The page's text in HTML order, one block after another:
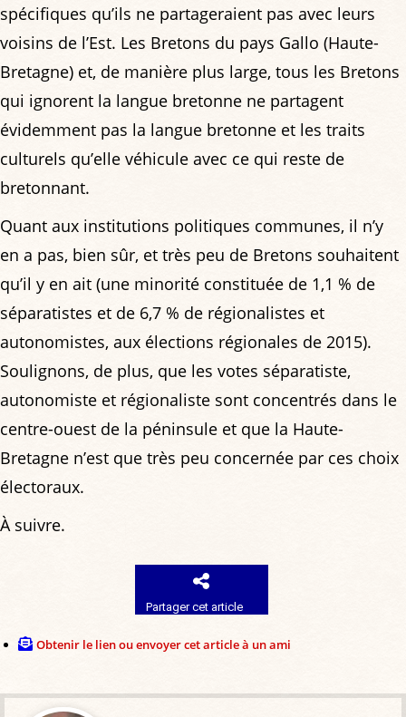
spécifiques qu’ils ne partageraient pas avec leurs
voisins de l’Est. Les Bretons du pays Gallo (Haute-
Bretagne) et, de manière plus large, tous les Bretons
qui ignorent la langue bretonne ne partagent
évidemment pas la langue bretonne et les traits
culturels qu’elle véhicule avec ce qui reste de
bretonnant.
Quant aux institutions politiques communes, il n’y
en a pas, bien sûr, et très peu de Bretons souhaitent
qu’il y en ait (une minorité constituée de 1,1 % de
séparatistes et de 6,7 % de régionalistes et
autonomistes, aux élections régionales de 2015).
Soulignons, de plus, que les votes séparatiste,
autonomiste et régionaliste sont concentrés dans le
centre-ouest de la péninsule et que la Haute-
Bretagne n’est que très peu concernée par ces choix
électoraux.
À suivre.
Partager cet article
Obtenir le lien ou envoyer cet article à un ami